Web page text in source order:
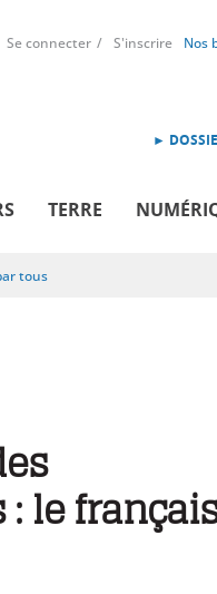
Se connecter S'inscrire Nos
►
TERRE
tous
: le